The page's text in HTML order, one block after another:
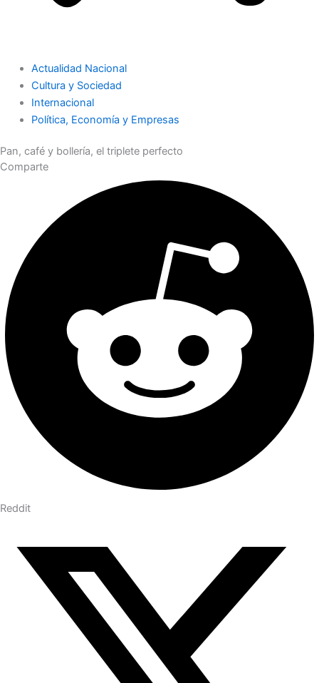
Actualidad Nacional
Cultura y Sociedad
Internacional
Política, Economía y Empresas
Pan, café y bollería, el triplete perfecto
Comparte
Reddit